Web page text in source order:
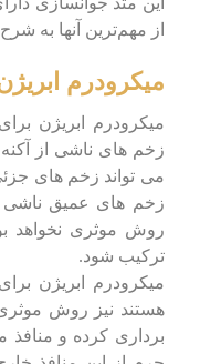
از مهم‌ترین آنها به
میکرودرم
میکرودرم ابریژن
زخم های ناشی از
می تواند زخم های
زخم های عمیق ناشی
روش موثری نخواهد
ترکیب شود.
میکرودرم ابریژن
هستند نیز روش
برداری کرده و